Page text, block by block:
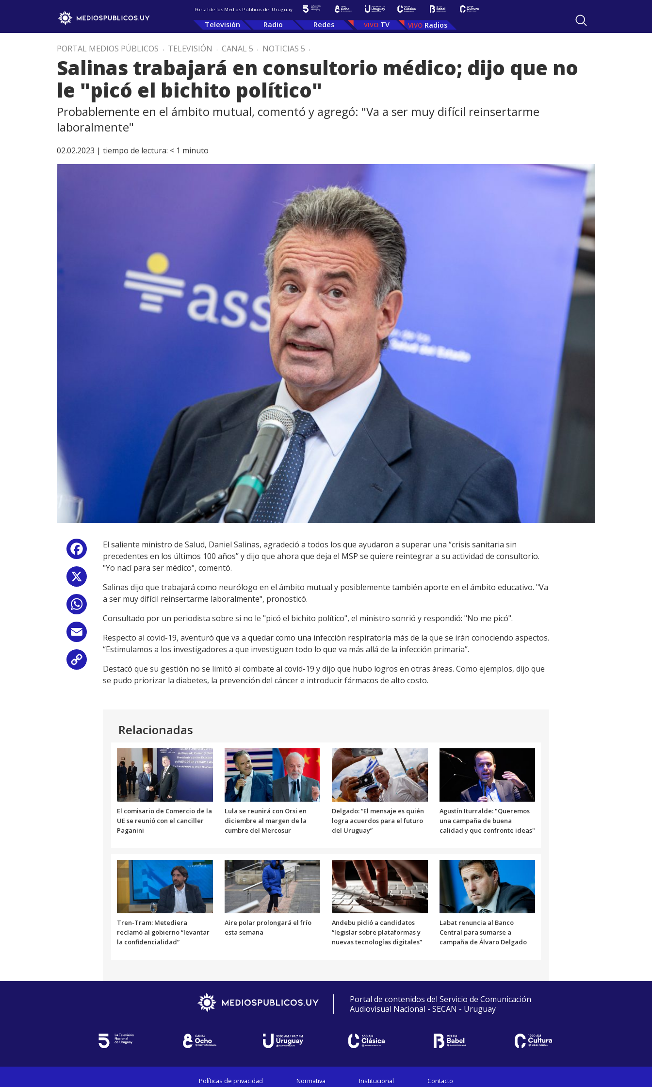
Portal de los Medios Públicos del Uruguay
Televisión Radio Redes TV Radios
PORTAL MEDIOS PÚBLICOS . TELEVISIÓN . CANAL 5 . NOTICIAS 5 .
Salinas trabajará en consultorio médico; dijo que no
le "picó el bichito político"
Probablemente en el ámbito mutual, comentó y agregó: "Va a ser muy difícil reinsertarme
laboralmente"
02.02.2023 | tiempo de lectura: < 1 minuto
Facebook
Email
Link
El saliente ministro de Salud, Daniel Salinas, agradeció a todos los que ayudaron a superar una “crisis sanitaria sin
precedentes en los últimos 100 años” y dijo que ahora que deja el MSP se quiere reintegrar a su actividad de consultorio.
"Yo nací para ser médico", comentó.
Salinas dijo que trabajará como neurólogo en el ámbito mutual y posiblemente también aporte en el ámbito educativo. "Va
a ser muy difícil reinsertarme laboralmente", pronosticó.
Consultado por un periodista sobre si no le "picó el bichito político", el ministro sonrió y respondió: "No me picó".
Respecto al covid-19, aventuró que va a quedar como una infección respiratoria más de la que se irán conociendo aspectos.
“Estimulamos a los investigadores a que investiguen todo lo que va más allá de la infección primaria”.
Destacó que su gestión no se limitó al combate al covid-19 y dijo que hubo logros en otras áreas. Como ejemplos, dijo que
se pudo priorizar la diabetes, la prevención del cáncer e introducir fármacos de alto costo.
Relacionadas
El comisario de Comercio de la
UE se reunió con el canciller
Paganini
Lula se reunirá con Orsi en
diciembre al margen de la
cumbre del Mercosur
Delgado: “El mensaje es quién
logra acuerdos para el futuro
del Uruguay”
Agustín Iturralde: "Queremos
una campaña de buena
calidad y que confronte ideas"
Tren-Tram: Metediera
reclamó al gobierno “levantar
la confidencialidad”
Aire polar prolongará el frío
esta semana
Andebu pidió a candidatos
“legislar sobre plataformas y
nuevas tecnologías digitales”
Labat renuncia al Banco
Central para sumarse a
campaña de Álvaro Delgado
Portal de contenidos del Servicio de Comunicación
Audiovisual Nacional - SECAN - Uruguay
Políticas de privacidad Normativa Institucional Contacto